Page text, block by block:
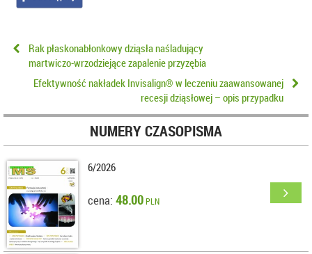
Rak płaskonabłonkowy dziąsła naśladujący
martwiczo‑wrzodziejące zapalenie przyzębia
Efektywność nakładek Invisalign® w leczeniu zaawansowanej
recesji dziąsłowej – opis przypadku
NUMERY CZASOPISMA
6/2026
cena: 48.00PLN